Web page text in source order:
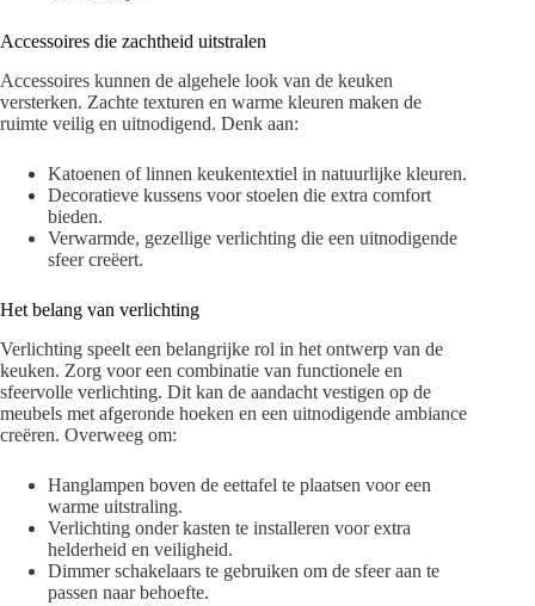
Accessoires die zachtheid uitstralen
Accessoires kunnen de algehele look van de keuken
versterken. Zachte texturen en warme kleuren maken de
ruimte veilig en uitnodigend. Denk aan:
Katoenen of linnen keukentextiel in natuurlijke kleuren.
Decoratieve kussens voor stoelen die extra comfort
bieden.
Verwarmde, gezellige verlichting die een uitnodigende
sfeer creëert.
Het belang van verlichting
Verlichting speelt een belangrijke rol in het ontwerp van de
keuken. Zorg voor een combinatie van functionele en
sfeervolle verlichting. Dit kan de aandacht vestigen op de
meubels met afgeronde hoeken en een uitnodigende ambiance
creëren. Overweeg om:
Hanglampen boven de eettafel te plaatsen voor een
warme uitstraling.
Verlichting onder kasten te installeren voor extra
helderheid en veiligheid.
Dimmer schakelaars te gebruiken om de sfeer aan te
passen naar behoefte.